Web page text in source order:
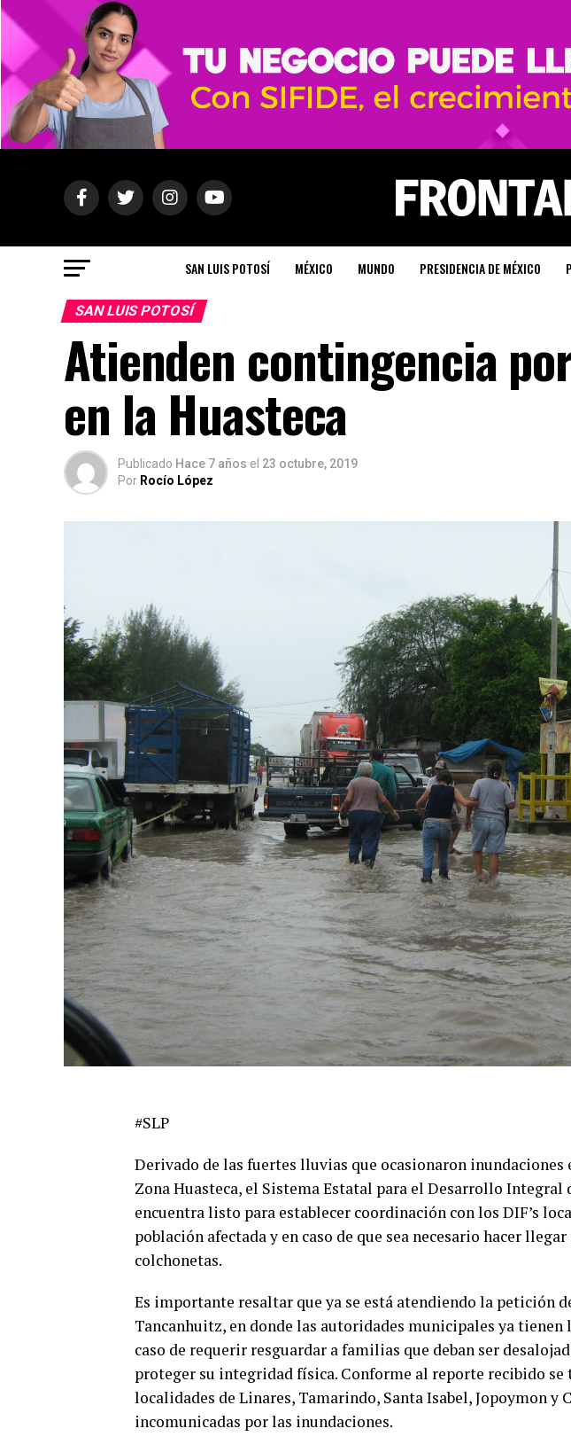
SAN LUIS POTOSÍ MÉXICO MUNDO PRESIDENCIA DE MÉXICO
SAN LUIS POTOSÍ
Atienden contingencia
en la Huasteca
Publicado Hace 7 años el 23 octubre, 2019
Por Rocío López
#SLP
Derivado de las fuertes lluvias que ocasionaron
Zona Huasteca, el Sistema Estatal para el Desarrollo Integral
encuentra listo para establecer coordinación con los DIF’s
población afectada y en caso de que sea necesario hacer
colchonetas.
Es importante resaltar que ya se está atendiendo la petición
Tancanhuitz, en donde las autoridades municipales ya
caso de requerir resguardar a familias que deban ser
proteger su integridad física. Conforme al reporte recibido se
localidades de Linares, Tamarindo, Santa Isabel, Jopoymon y
incomunicadas por las inundaciones.